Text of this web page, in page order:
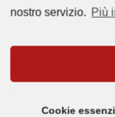
nostro servizio. Più
Cookie
da miele, ma
gli apicoltori si
che si
degli animali in